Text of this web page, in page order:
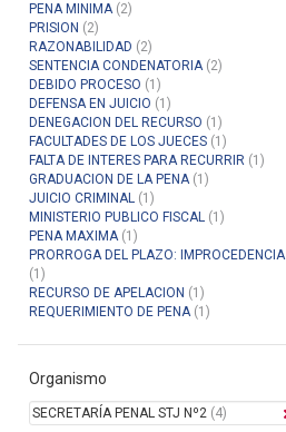
PENA MINIMA(2)
PRISION (2)
RAZONABILIDAD (2)
SENTENCIA CONDENATORIA(2)
DEBIDO PROCESO (1)
DEFENSA EN JUICIO (1)
DENEGACION DEL RECURSO (1)
FACULTADES DE LOS JUECES (1)
FALTA DE INTERES PARA RECURRIR (1)
GRADUACION DE LA PENA(1)
JUICIO CRIMINAL (1)
MINISTERIO PUBLICO FISCAL (1)
PENA MAXIMA(1)
PRORROGA DEL PLAZO: IMPROCEDENCIA
(1)
RECURSO DE APELACION (1)
REQUERIMIENTO DE PENA(1)
Organismo
SECRETARÍA PENAL STJ Nº2 (4)